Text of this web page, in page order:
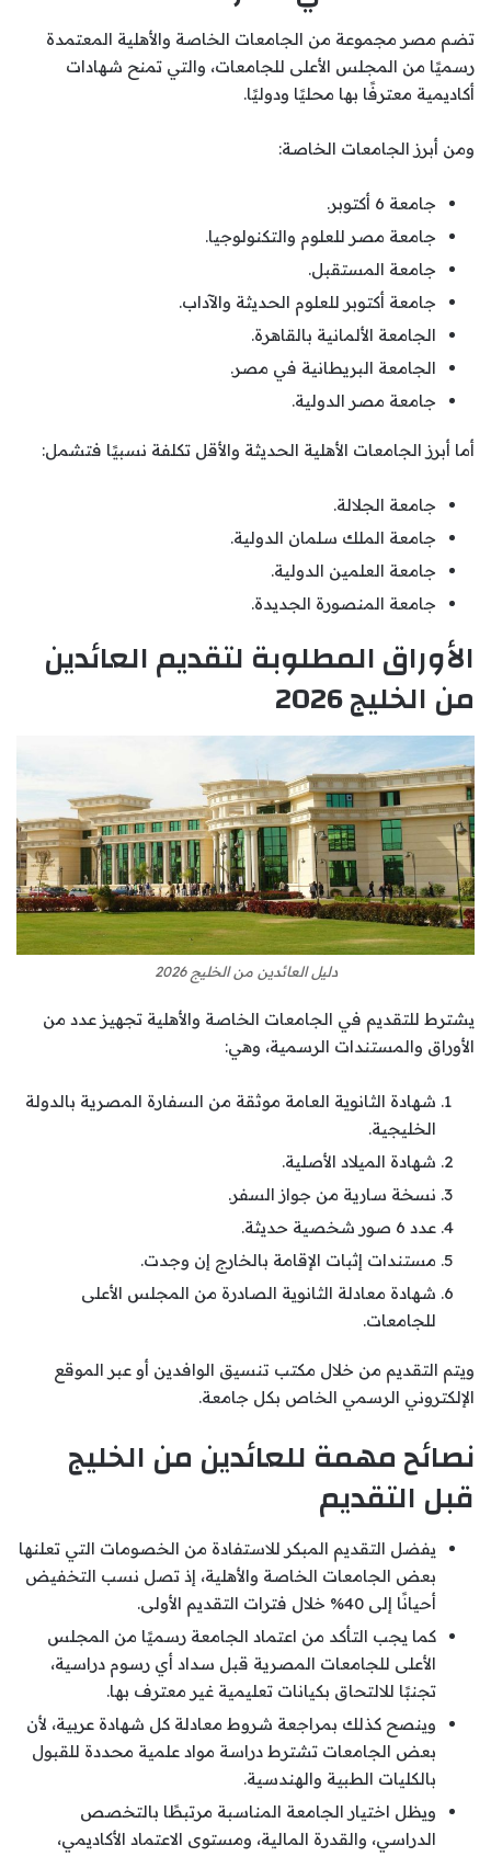
تضم مصر مجموعة من الجامعات الخاصة والأهلية المعتمدة
رسميًا من المجلس الأعلى للجامعات، والتي تمنح شهادات
أكاديمية معترفًا بها محليًا ودوليًا.
ومن أبرز الجامعات الخاصة:
جامعة 6 أكتوبر.
جامعة مصر للعلوم والتكنولوجيا.
جامعة المستقبل.
جامعة أكتوبر للعلوم الحديثة والآداب.
الجامعة الألمانية بالقاهرة.
الجامعة البريطانية في مصر.
جامعة مصر الدولية.
أما أبرز الجامعات الأهلية الحديثة والأقل تكلفة نسبيًا فتشمل:
جامعة الجلالة.
جامعة الملك سلمان الدولية.
جامعة العلمين الدولية.
جامعة المنصورة الجديدة.
الأوراق المطلوبة لتقديم العائدين
من الخليج 2026
دليل العائدين من الخليج 2026
يشترط للتقديم في الجامعات الخاصة والأهلية تجهيز عدد من
الأوراق والمستندات الرسمية، وهي:
شهادة الثانوية العامة موثقة من السفارة المصرية بالدولة
الخليجية.
شهادة الميلاد الأصلية.
نسخة سارية من جواز السفر.
عدد 6 صور شخصية حديثة.
مستندات إثبات الإقامة بالخارج إن وجدت.
شهادة معادلة الثانوية الصادرة من المجلس الأعلى
للجامعات.
ويتم التقديم من خلال مكتب تنسيق الوافدين أو عبر الموقع
الإلكتروني الرسمي الخاص بكل جامعة.
نصائح مهمة للعائدين من الخليج
قبل التقديم
يفضل التقديم المبكر للاستفادة من الخصومات التي تعلنها
بعض الجامعات الخاصة والأهلية، إذ تصل نسب التخفيض
أحيانًا إلى 40% خلال فترات التقديم الأولى.
كما يجب التأكد من اعتماد الجامعة رسميًا من المجلس
الأعلى للجامعات المصرية قبل سداد أي رسوم دراسية،
تجنبًا للالتحاق بكيانات تعليمية غير معترف بها.
وينصح كذلك بمراجعة شروط معادلة كل شهادة عربية، لأن
بعض الجامعات تشترط دراسة مواد علمية محددة للقبول
بالكليات الطبية والهندسية.
ويظل اختيار الجامعة المناسبة مرتبطًا بالتخصص
الدراسي، والقدرة المالية، ومستوى الاعتماد الأكاديمي،